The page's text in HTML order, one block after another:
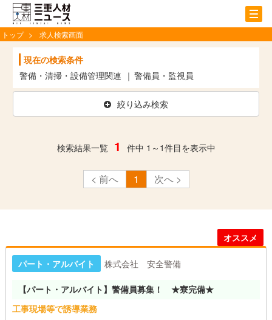
トップ 求人検索画面
現在の検索条件
警備・清掃・設備管理関連
警備員・監視員
絞り込み検索
検索結果一覧 1 件中 1～1件目を表示中
前 1 次
パート・アルバイト 株式会社 安全警備
オススメ
【パート・アルバイト】警備員募集！ ★寮完備★
工事現場等で誘導業務